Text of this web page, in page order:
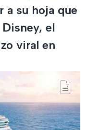
a su hoja que
el
viral en